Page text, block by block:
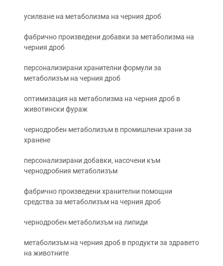
усилване на метаболизма на черния дроб
фабрично произведени добавки за метаболизма на
черния дроб
персонализирани хранителни формули за
метаболизъм на черния дроб
оптимизация на метаболизма на черния дроб в
животински фураж
чернодробен метаболизъм в промишлени храни за
хранене
персонализирани добавки, насочени към
чернодробния метаболизъм
фабрично произведени хранителни помощни
средства за метаболизъм на черния дроб
чернодробен метаболизъм на липиди
метаболизъм на черния дроб в продукти за здравето
на животните